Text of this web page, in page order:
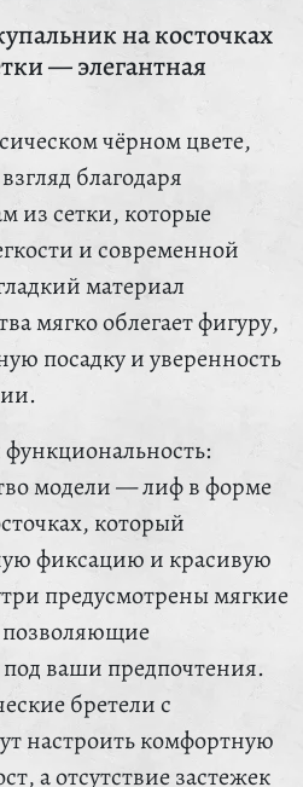
на косточках
— элегантная
чёрном цвете,
благодаря
из сетки, которые
и современной
материал
мягко облегает фигуру,
посадку и уверенность
модели — лиф в форме
который
фиксацию и красивую
предусмотрены мягкие
ваши предпочтения.
бретели с
настроить комфортную
а отсутствие застежек